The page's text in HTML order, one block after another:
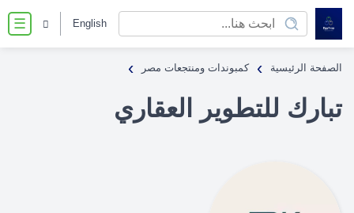
☰ English
الصفحة الرئيسية › كمبوندات ومنتجعات مصر ›
تبارك للتطوير العقاري